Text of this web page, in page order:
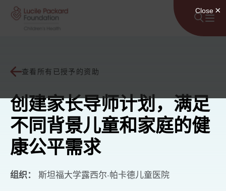
跳至内容
查看所有已授予的资助
创建家长导师计划，满足
不同背景儿童和家庭的健
康公平需求
组织： 斯坦福大学露西尔·帕卡德儿童医院